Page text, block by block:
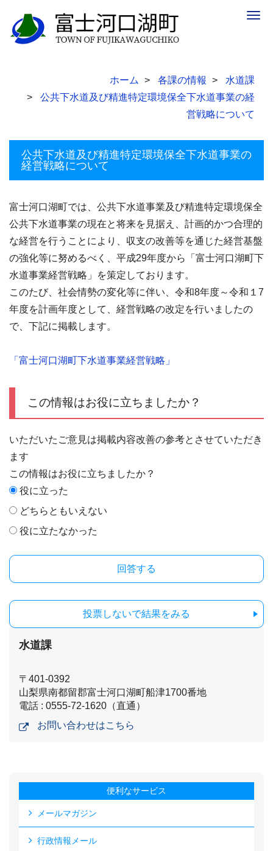
ホーム 各課の情報
水道課
公共下水道及び精進特定環境保全下水道事業の経
営戦略について
公共下水道及び精進特定環境保全下水道事業の
経営戦略について
富士河口湖町では、公共下水道事業及び精進特定環境保全
公共下水道事業の現在と将来を見据え、計画的かつ合理的
な経営を行うことにより、収支の改善等を通じた経営基盤
の強化等に努めるべく、平成29年度から「富士河口湖町下
水道事業経営戦略」を策定しております。
このたび、社会情勢の変化等に伴い、令和8年度～令和１7
年度を計画年度として、経営戦略の改定を行いましたの
で、下記に掲載します。
「富士河口湖町下水道事業経営戦略」
この情報はお役に立ちましたか？
いただいたご意見は掲載内容改善の参考とさせていただき
ます
この情報はお役に立ちましたか？
役に立った
どちらともいえない
役に立たなかった
投票しないで結果をみる
水道課
〒401-0392
山梨県南都留郡富士河口湖町船津1700番地
電話 : 0555-72-1620（直通）
お問い合わせはこちら
便利なサービス
メールマガジン
行政情報メール